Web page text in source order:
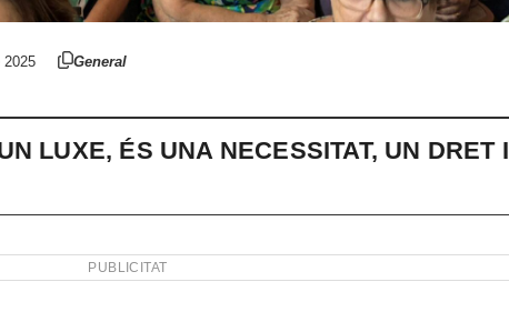
2025 General
LUXE, ÉS UNA NECESSITAT, UN DRET I
PUBLICITAT